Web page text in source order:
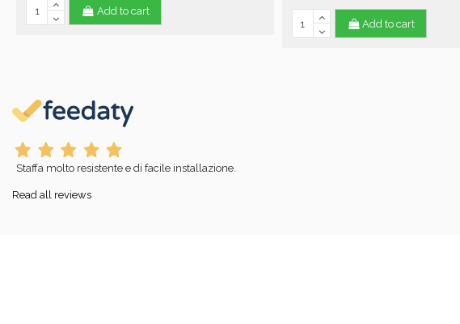
Add to cart
Add to cart
Staffa molto resistente e di facile installazione.
Read all reviews